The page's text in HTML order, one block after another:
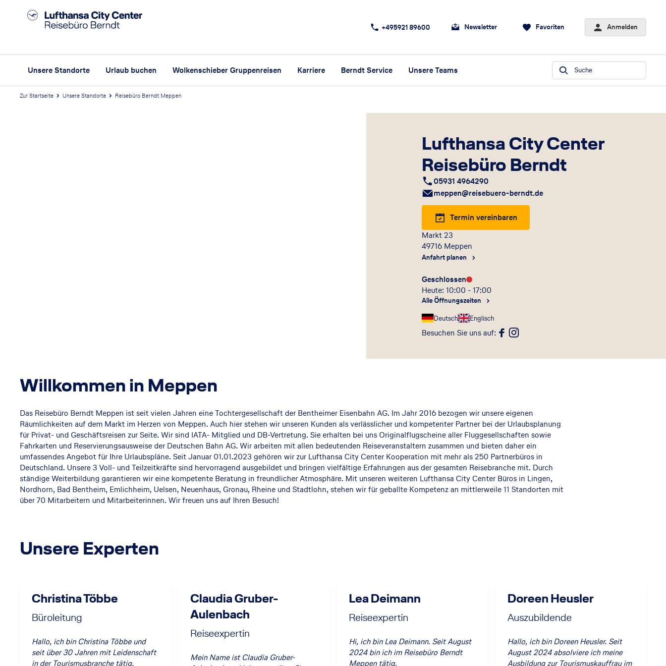
+495921 89600 Newsletter Favoriten Anmelden
Unsere Standorte Urlaub buchen Wolkenschieber Gruppenreisen Karriere Berndt Service Unsere Teams Suche
Zur Startseite Unsere Standorte Reisebüro Berndt Meppen
Lufthansa City Center
Reisebüro Berndt
05931 4964290
meppen@reisebuero-berndt.de
Termin vereinbaren
Markt 23
49716 Meppen
Anfahrt planen
Geschlossen
Heute: 10:00 - 17:00
Alle Öffnungszeiten
Deutsch
Englisch
Besuchen Sie uns auf:
Willkommen in Meppen
Das Reisebüro Berndt Meppen ist seit vielen Jahren eine Tochtergesellschaft der Bentheimer Eisenbahn AG. Im Jahr 2016 bezogen wir unsere eigenen
Räumlichkeiten auf dem Markt im Herzen von Meppen. Auch hier stehen wir unseren Kunden als verlässlicher und kompetenter Partner bei der Urlaubsplanung
für Privat- und Geschäftsreisen zur Seite. Wir sind IATA- Mitglied und DB-Vertretung. Sie erhalten bei uns Originalflugscheine aller Fluggesellschaften sowie
Fahrkarten und Reservierungsausweise der Deutschen Bahn AG. Wir arbeiten mit allen bedeutenden Reiseveranstaltern zusammen und bieten daher ein
umfassendes Angebot für Ihre Urlaubspläne. Seit Januar 01.01.2023 gehören wir zur Lufthansa City Center Kooperation mit mehr als 250 Partnerbüros in
Deutschland. Unsere 3 Voll- und Teilzeitkräfte sind hervorragend ausgebildet und bringen vielfältige Erfahrungen aus der gesamten Reisebranche mit. Durch
ständige Weiterbildung garantieren wir eine kompetente Beratung in freundlicher Atmosphäre. Mit unseren weiteren Lufthansa City Center Büros in Lingen,
Nordhorn, Bad Bentheim, Emlichheim, Uelsen, Neuenhaus, Gronau, Rheine und Stadtlohn, stehen wir für geballte Kompetenz an mittlerweile 11 Standorten mit
über 70 Mitarbeitern und Mitarbeiterinnen. Wir freuen uns auf Ihren Besuch!
Unsere Experten
Christina Többe
Büroleitung
Hallo, ich bin Christina Többe und
seit über 30 Jahren mit Leidenschaft
in der Tourismusbranche tätig.
Claudia Gruber-
Aulenbach
Reiseexpertin
Mein Name ist Claudia Gruber-
Lea Deimann
Reiseexpertin
Hi, ich bin Lea Deimann. Seit August
2024 bin ich im Reisebüro Berndt
Meppen tätig.
Doreen Heusler
Auszubildende
Hallo, ich bin Doreen Heusler. Seit
August 2024 absolviere ich meine
Ausbildung zur Tourismuskauffrau im